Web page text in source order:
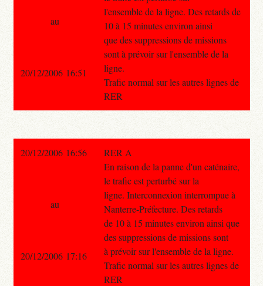
l'ensemble de la ligne. Des retards de
10 à 15 minutes environ ainsi
que des suppressions de missions
sont à prévoir sur l'ensemble de la
ligne.
Trafic normal sur les autres lignes de
RER
au
20/12/2006 16:51
20/12/2006 16:56
RER A
En raison de la panne d'un caténaire,
le trafic est perturbé sur la
ligne. Interconnexion interrompue à
Nanterre-Préfecture. Des retards
de 10 à 15 minutes environ ainsi que
des suppressions de missions sont
à prévoir sur l'ensemble de la ligne.
Trafic normal sur les autres lignes de
RER
au
20/12/2006 17:16